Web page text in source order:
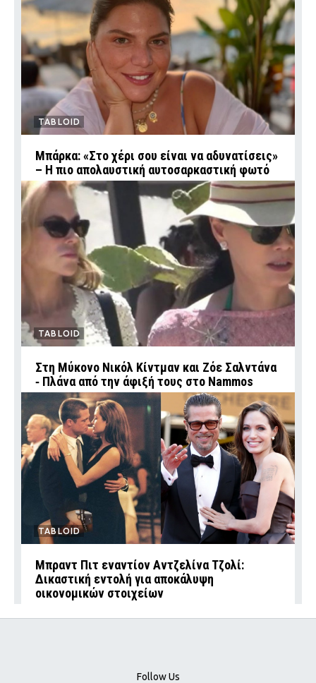
TABLOID
Μπάρκα: «Στο χέρι σου είναι να αδυνατίσεις»
– Η πιο απολαυστική αυτοσαρκαστική φωτό
TABLOID
Στη Μύκονο Νικόλ Κίντμαν και Ζόε Σαλντάνα
‑ Πλάνα από την άφιξή τους στο Nammos
TABLOID
Μπραντ Πιτ εναντίον Αντζελίνα Τζολί:
Δικαστική εντολή για αποκάλυψη
οικονομικών στοιχείων
Follow Us